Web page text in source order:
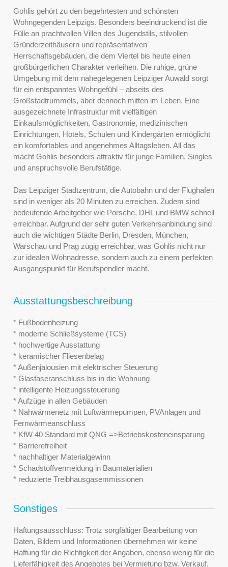
Gohlis gehört zu den begehrtesten und schönsten
Wohngegenden Leipzigs. Besonders beeindruckend ist die
Fülle an prachtvollen Villen des Jugendstils, stilvollen
Gründerzeithäusern und repräsentativen
Herrschaftsgebäuden, die dem Viertel bis heute einen
großbürgerlichen Charakter verleihen. Die ruhige, grüne
Umgebung mit dem nahegelegenen Leipziger Auwald sorgt
für ein entspanntes Wohngefühl – abseits des
Großstadtrummels, aber dennoch mitten im Leben. Eine
ausgezeichnete Infrastruktur mit vielfältigen
Einkaufsmöglichkeiten, Gastronomie, medizinischen
Einrichtungen, Hotels, Schulen und Kindergärten ermöglicht
ein komfortables und angenehmes Alltagsleben. All das
macht Gohlis besonders attraktiv für junge Familien, Singles
und anspruchsvolle Berufstätige.
Das Leipziger Stadtzentrum, die Autobahn und der Flughafen
sind in weniger als 20 Minuten zu erreichen. Zudem sind
bedeutende Arbeitgeber wie Porsche, DHL und BMW schnell
erreichbar. Aufgrund der sehr guten Verkehrsanbindung sind
auch die wichtigen Städte Berlin, Dresden, München,
Warschau und Prag zügig erreichbar, was Gohlis nicht nur
zur idealen Wohnadresse, sondern auch zu einem perfekten
Ausgangspunkt für Berufspendler macht.
Ausstattungsbeschreibung
* Fußbodenheizung
* moderne Schließsysteme (TCS)
* hochwertige Ausstattung
* keramischer Fliesenbelag
* Außenjalousien mit elektrischer Steuerung
* Glasfaseranschluss bis in die Wohnung
* intelligente Heizungssteuerung
* Aufzüge in allen Gebäuden
* Nahwärmenetz mit Luftwärmepumpen, PVAnlagen und
Fernwärmeanschluss
* KfW 40 Standard mit QNG =>Betriebskosteneinsparung
* Barrierefreiheit
* nachhaltiger Materialgewinn
* Schadstoffvermeidung in Baumaterialien
* reduzierte Treibhausgasemmissionen
Sonstiges
Haftungsausschluss: Trotz sorgfältiger Bearbeitung von
Daten, Bildern und Informationen übernehmen wir keine
Haftung für die Richtigkeit der Angaben, ebenso wenig für die
Lieferfähigkeit des Angebotes bei Vermietung bzw. Verkauf.